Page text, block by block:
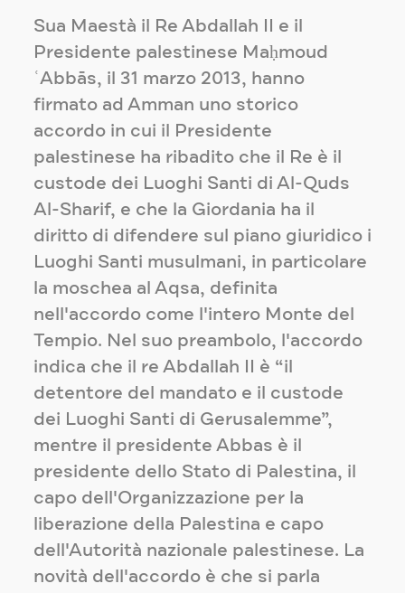
Sua Maestà il Re Abdallah II e il
Presidente palestinese Maḥmoud
ʿAbbās, il 31 marzo 2013, hanno
firmato ad Amman uno storico
accordo in cui il Presidente
palestinese ha ribadito che il Re è il
custode dei Luoghi Santi di Al-Quds
Al-Sharif, e che la Giordania ha il
diritto di difendere sul piano giuridico i
Luoghi Santi musulmani, in particolare
la moschea al Aqsa, definita
nell'accordo come l'intero Monte del
Tempio. Nel suo preambolo, l'accordo
indica che il re Abdallah II è “il
detentore del mandato e il custode
dei Luoghi Santi di Gerusalemme”,
mentre il presidente Abbas è il
presidente dello Stato di Palestina, il
capo dell'Organizzazione per la
liberazione della Palestina e capo
dell'Autorità nazionale palestinese. La
novità dell'accordo è che si parla